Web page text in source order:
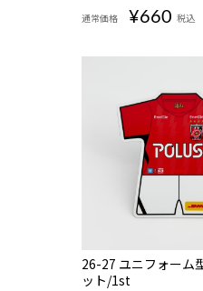
通常価格 ¥660 税込
【背番号なし】26-
NEW
26-27 ユニフォーム
ット/1st